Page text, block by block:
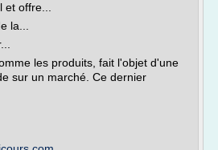
offre...
la...
les produits, fait l'objet d'une
sur un marché. Ce dernier